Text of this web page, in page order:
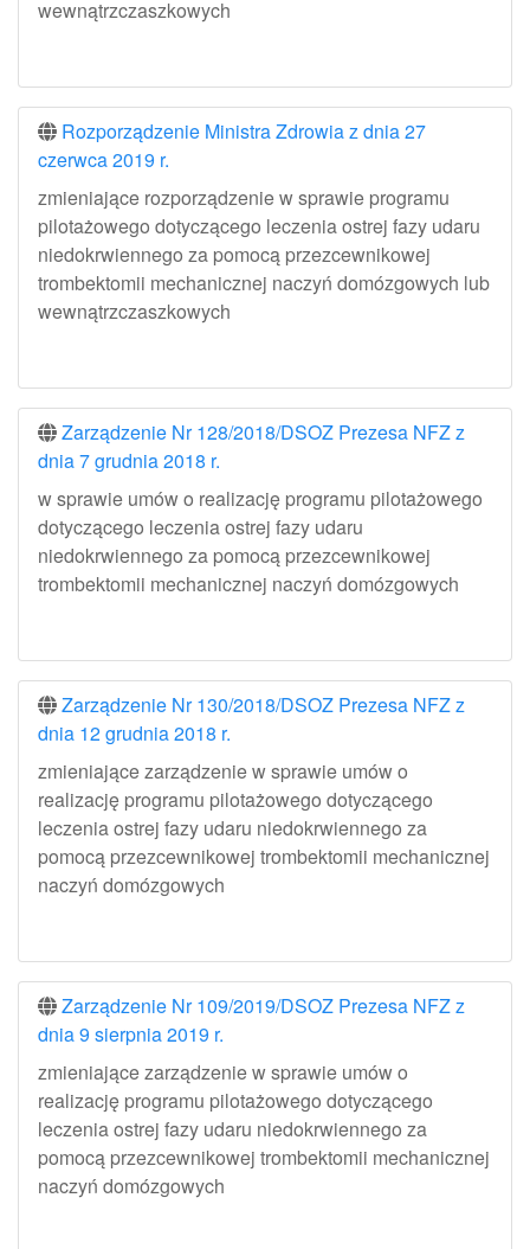
wewnątrzczaszkowych
Rozporządzenie Ministra Zdrowia z dnia 27
czerwca 2019 r.
zmieniające rozporządzenie w sprawie programu
pilotażowego dotyczącego leczenia ostrej fazy udaru
niedokrwiennego za pomocą przezcewnikowej
trombektomii mechanicznej naczyń domózgowych lub
wewnątrzczaszkowych
Zarządzenie Nr 128/2018/DSOZ Prezesa NFZ z
dnia 7 grudnia 2018 r.
w sprawie umów o realizację programu pilotażowego
dotyczącego leczenia ostrej fazy udaru
niedokrwiennego za pomocą przezcewnikowej
trombektomii mechanicznej naczyń domózgowych
Zarządzenie Nr 130/2018/DSOZ Prezesa NFZ z
dnia 12 grudnia 2018 r.
zmieniające zarządzenie w sprawie umów o
realizację programu pilotażowego dotyczącego
leczenia ostrej fazy udaru niedokrwiennego za
pomocą przezcewnikowej trombektomii mechanicznej
naczyń domózgowych
Zarządzenie Nr 109/2019/DSOZ Prezesa NFZ z
dnia 9 sierpnia 2019 r.
zmieniające zarządzenie w sprawie umów o
realizację programu pilotażowego dotyczącego
leczenia ostrej fazy udaru niedokrwiennego za
pomocą przezcewnikowej trombektomii mechanicznej
naczyń domózgowych